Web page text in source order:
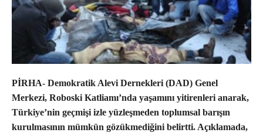
PİRHA- Demokratik Alevi Dernekleri (DAD) Genel
Merkezi, Roboski Katliamı’nda yaşamını yitirenleri anarak,
Türkiye’nin geçmişi izle yüzleşmeden toplumsal barışın
kurulmasının mümkün gözükmediğini belirtti. Açıklamada,